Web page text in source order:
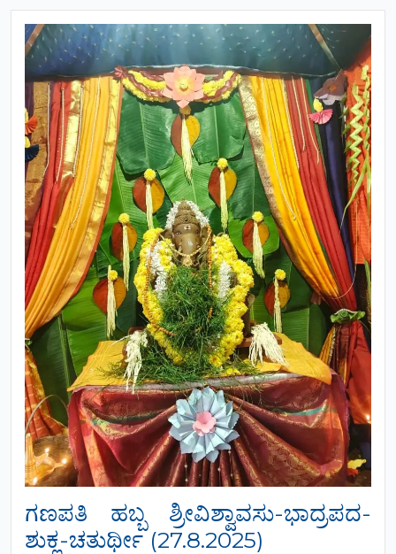
ಗಣಪತಿ ಹಬ್ಬ ಶ್ರೀವಿಶ್ವಾವಸು-ಭಾದ್ರಪದ-
ಶುಕ್ಲ-ಚತುರ್ಥೀ (27.8.2025)